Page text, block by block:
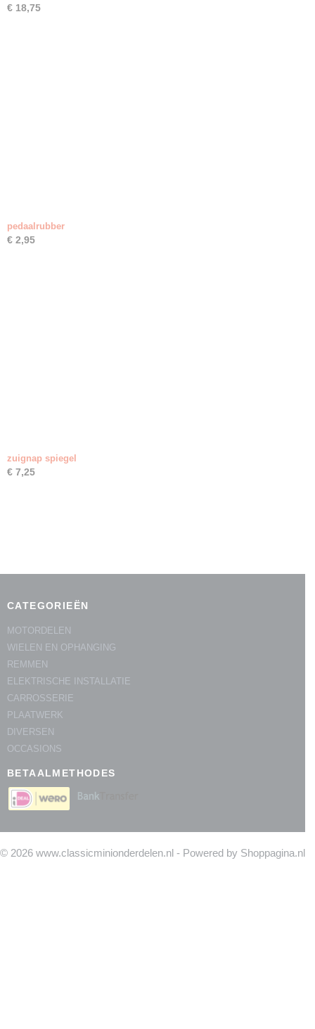
€ 18,75
pedaalrubber
€ 2,95
zuignap spiegel
€ 7,25
CATEGORIEËN
MOTORDELEN
WIELEN EN OPHANGING
REMMEN
ELEKTRISCHE INSTALLATIE
CARROSSERIE
PLAATWERK
DIVERSEN
OCCASIONS
BETAALMETHODES
© 2026 www.classicminionderdelen.nl - Powered by Shoppagina.nl